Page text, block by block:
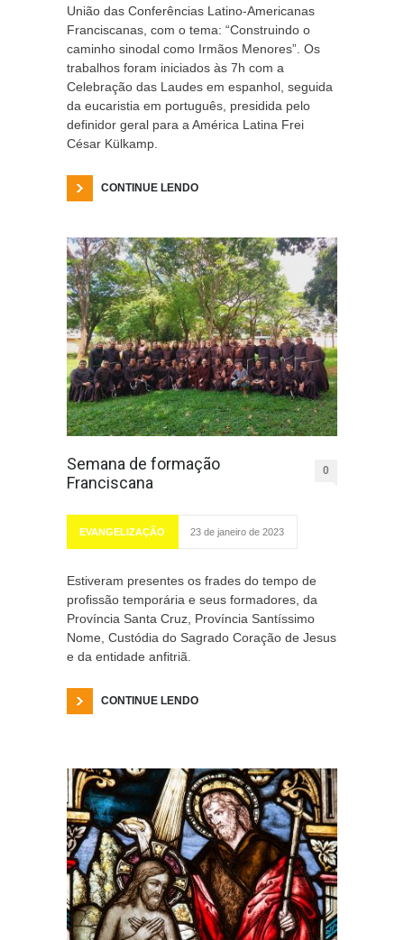
União das Conferências Latino-Americanas
Franciscanas, com o tema: “Construindo o
caminho sinodal como Irmãos Menores”. Os
trabalhos foram iniciados às 7h com a
Celebração das Laudes em espanhol, seguida
da eucaristia em português, presidida pelo
definidor geral para a América Latina Frei
César Külkamp.
CONTINUE LENDO
Semana de formação
Franciscana
0
EVANGELIZAÇÃO 23 de janeiro de 2023
Estiveram presentes os frades do tempo de
profissão temporária e seus formadores, da
Província Santa Cruz, Província Santíssimo
Nome, Custódia do Sagrado Coração de Jesus
e da entidade anfitriã.
CONTINUE LENDO